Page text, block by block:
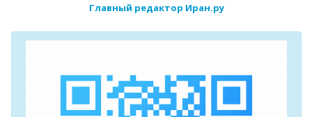
Главный редактор Иран.ру